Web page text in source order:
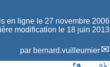
en ligne le 27 novembre 2006
modification le 18 juin 2013
par bernard.vuilleumier